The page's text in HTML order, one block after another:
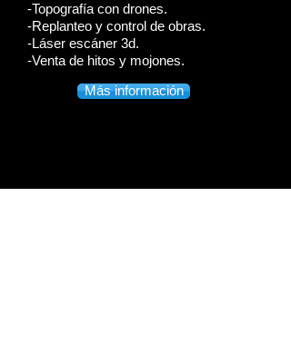
-Topografía con drones.
-Replanteo y control de obras.
-Láser escáner 3d.
-Venta de hitos y mojones.
Más información
Calle Enix nº 7 1º